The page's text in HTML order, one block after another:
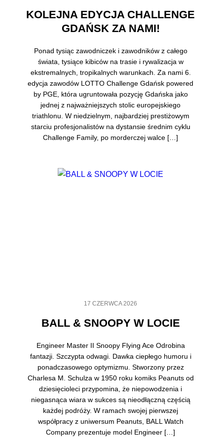
KOLEJNA EDYCJA CHALLENGE
GDAŃSK ZA NAMI!
Ponad tysiąc zawodniczek i zawodników z całego
świata, tysiące kibiców na trasie i rywalizacja w
ekstremalnych, tropikalnych warunkach. Za nami 6.
edycja zawodów LOTTO Challenge Gdańsk powered
by PGE, która ugruntowała pozycję Gdańska jako
jednej z najważniejszych stolic europejskiego
triathlonu. W niedzielnym, najbardziej prestiżowym
starciu profesjonalistów na dystansie średnim cyklu
Challenge Family, po morderczej walce […]
17 CZERWCA 2026
BALL & SNOOPY W LOCIE
Engineer Master II Snoopy Flying Ace Odrobina
fantazji. Szczypta odwagi. Dawka ciepłego humoru i
ponadczasowego optymizmu. Stworzony przez
Charlesa M. Schulza w 1950 roku komiks Peanuts od
dziesięcioleci przypomina, że niepowodzenia i
niegasnąca wiara w sukces są nieodłączną częścią
każdej podróży. W ramach swojej pierwszej
współpracy z uniwersum Peanuts, BALL Watch
Company prezentuje model Engineer […]